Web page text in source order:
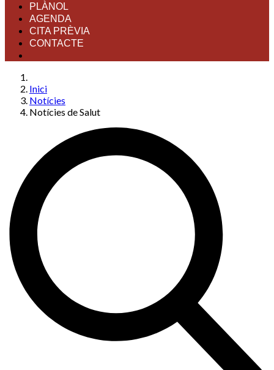
PLÀNOL
AGENDA
CITA PRÈVIA
CONTACTE
Inici
Notícies
Notícies de Salut